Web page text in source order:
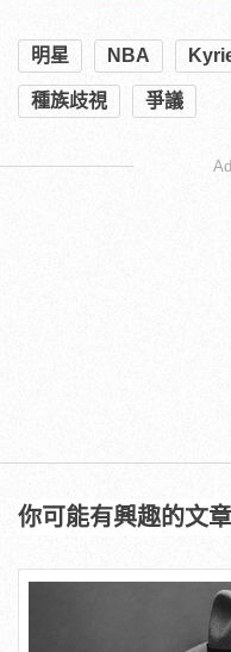
明星 NBA
種族歧視 爭議
你可能有興趣的文章